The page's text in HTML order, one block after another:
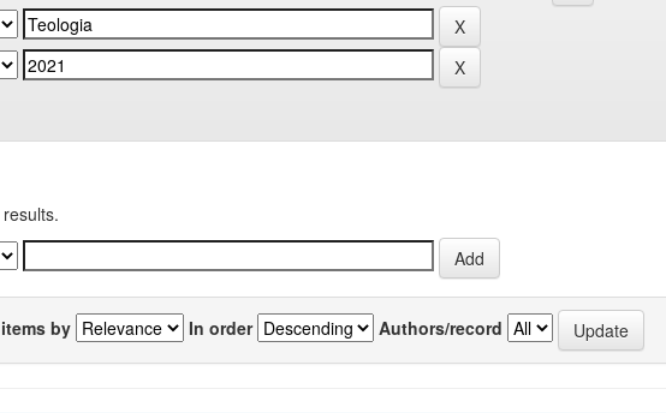
by In order Authors/record